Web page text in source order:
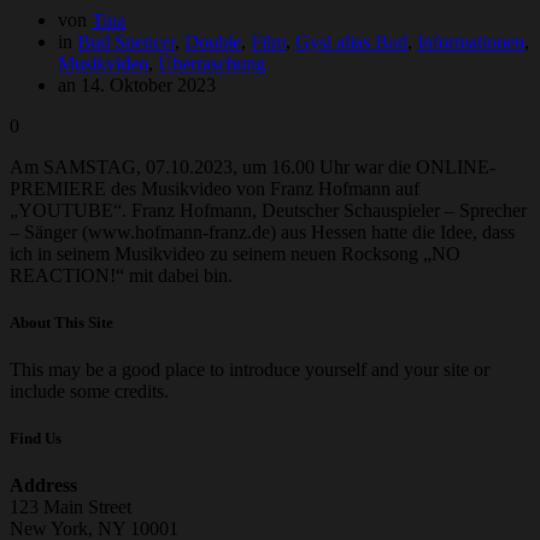
von Tina
in Bud Spencer, Double, Film, Gysi alias Bud, Informationen,
Musikvideo, Überraschung
an 14. Oktober 2023
0
Am SAMSTAG, 07.10.2023, um 16.00 Uhr war die ONLINE-
PREMIERE des Musikvideo von Franz Hofmann auf
„YOUTUBE“. Franz Hofmann, Deutscher Schauspieler – Sprecher
– Sänger (www.hofmann-franz.de) aus Hessen hatte die Idee, dass
ich in seinem Musikvideo zu seinem neuen Rocksong „NO
REACTION!“ mit dabei bin.
About This Site
This may be a good place to introduce yourself and your site or
include some credits.
Find Us
Address
123 Main Street
New York, NY 10001